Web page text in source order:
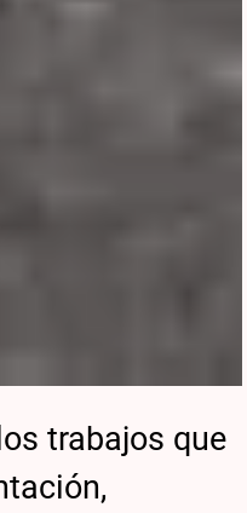
trabajos que